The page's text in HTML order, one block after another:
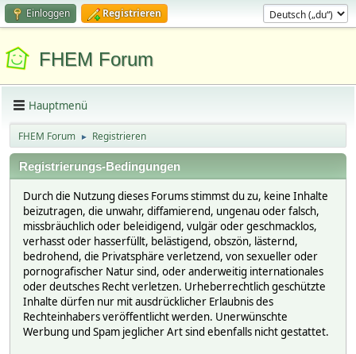
Einloggen Registrieren
FHEM Forum
Hauptmenü
FHEM Forum ► Registrieren
Registrierungs-Bedingungen
Durch die Nutzung dieses Forums stimmst du zu, keine Inhalte
beizutragen, die unwahr, diffamierend, ungenau oder falsch,
missbräuchlich oder beleidigend, vulgär oder geschmacklos,
verhasst oder hasserfüllt, belästigend, obszön, lästernd,
bedrohend, die Privatsphäre verletzend, von sexueller oder
pornografischer Natur sind, oder anderweitig internationales
oder deutsches Recht verletzen. Urheberrechtlich geschützte
Inhalte dürfen nur mit ausdrücklicher Erlaubnis des
Rechteinhabers veröffentlicht werden. Unerwünschte
Werbung und Spam jeglicher Art sind ebenfalls nicht gestattet.